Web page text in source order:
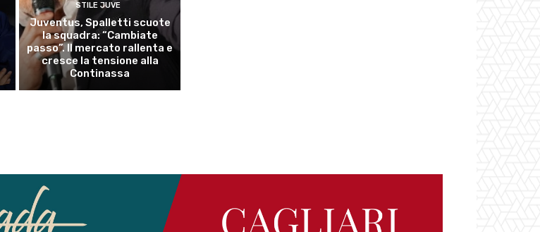
STILE JUVE
Juventus, Spalletti scuote
la squadra: “Cambiate
passo”. Il mercato rallenta e
cresce la tensione alla
Continassa